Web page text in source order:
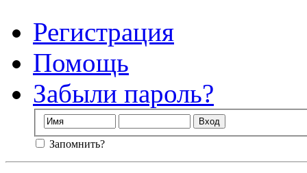
Регистрация
Помощь
Забыли пароль?
Запомнить?